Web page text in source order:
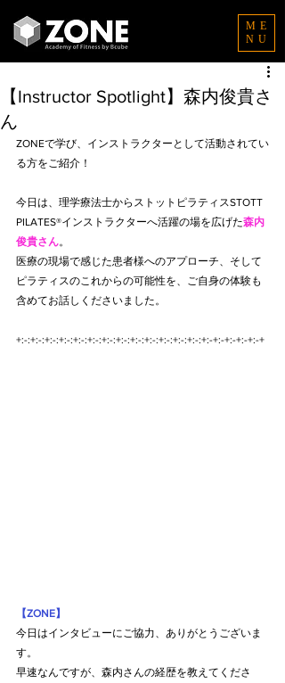
ME
NU
【Instructor Spotlight】森内俊貴さ
ん
ZONEで学び、インストラクターとして活動されてい
る方をご紹介！
今日は、理学療法士からストットピラティスSTOTT
PILATES®インストラクターへ活躍の場を広げた森内
俊貴さん。
医療の現場で感じた患者様へのアプローチ、そして
ピラティスのこれからの可能性を、ご自身の体験も
含めてお話しくださいました。
+:-:+:-:+:-:+:-:+:-:+:-:+:-:+:-:+:-:+:-:+:-:+:-:+:-:+:-+:-+:-+:-+:-+
【ZONE】
今日はインタビューにご協力、ありがとうございま
す。
早速なんですが、森内さんの経歴を教えてくださ